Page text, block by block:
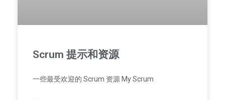
Scrum 提示和资源
一些最受欢迎的 Scrum 资源 My Scrum